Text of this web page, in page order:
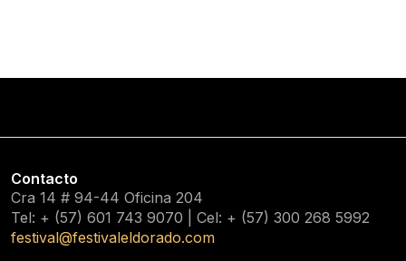
Contacto
Cra 14 # 94-44 Oficina 204
Tel: + (57) 601 743 9070 | Cel: + (57) 300 268 5992
festival@festivaleldorado.com